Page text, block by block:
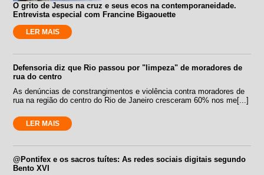
O grito de Jesus na cruz e seus ecos na contemporaneidade.
Entrevista especial com Francine Bigaouette
LER MAIS
Defensoria diz que Rio passou por "limpeza" de moradores de
rua do centro
As denúncias de constrangimentos e violência contra moradores de
rua na região do centro do Rio de Janeiro cresceram 60% nos me[...]
LER MAIS
@Pontifex e os sacros tuítes: As redes sociais digitais segundo
Bento XVI